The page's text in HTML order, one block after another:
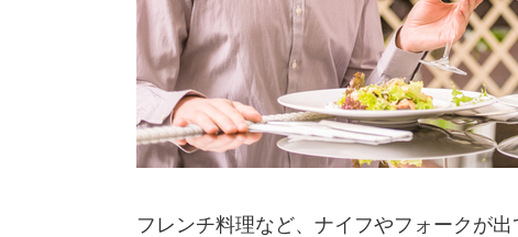
フレンチ料理など、ナイフやフォークが